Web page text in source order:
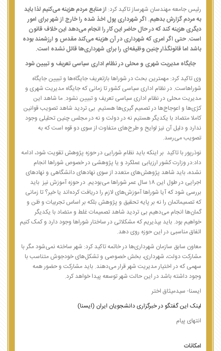
رئیس جامعه مهندسان شهرساز تاکید کرد: از منابع مردم هزینه می‌کنیم لذا باید
به مردم گزارش بدهیم. اگر شهرداری پول اخذ شده را خارج از شهر برای امور
دیگری هزینه کند که در حال حاضر این کار را انجام می‌دهد این خلاف قانون
است. حتی اگر امری که شهرداری در آن هزینه می‌کند مقدس و ارزشمند بوده
باشد اما قانونگذار چنین وظیفه‌ای را برای شهرداری‌ها قائل نشده است.
جایگاه مدیریت شهری و محلی در نظام اداری سیاسی تعریف و تبیین شود
وی تاکید کرد: مهمترین بحث در شوراها بازتعریف جایگاه‌ها و تبیین جایگاه
شوراهاست. در نظام اداری سیاسی کشور تا زمانی که جایگاه مدیریت شهری و
مدیریت محلی در نظام اداری سیاسی تعریف و تبیین نشود. ما شاهد این
کژی‌ها و اعوجاج‌ها در تصمیم گیری‌ها هستیم. بی تردید شاهد تصویب قوانین
کاملا متضاد با یکدیگر هستیم نه در دولت و نه در مجلس چنین تحلیلی وجود
ندارد و دلیل آن نیز لوایح و طرح‌های متفاوت از سوی دو قوه است که به
تصویب می‌رسد.
نوذرپور با تاکید بر اینکه باید نظام شورایی در حوزه پژوهش تقویت شود، ادامه
داد:‌در وزارت کشور ارزیابی عملکرد و یا پژوهشی در خصوص شوراها انجام
نشده، باید شاهد پژوهش‌های متعدد از سوی نهادهای دانشگاهی و نهادهای
اجرایی در طول این 18 سال عمر شوراها می‌بودیم. در حوزه آموزش نیز باید
بررسی شود که آیا شوراها آموزش‌های لازم را دریافت کرده‌اند یا خیر؟ تا زمانی
که تصمیماتمان را نه بر پایه تحقیق و پژوهش بلکه بر اساس تجربیات و ظن و
گمان‌ها انجام می‌دهیم بی تردید شاهد تصمیمات غلط و متضاد با یکدیگر
خواهیم بود. باید بپذیریم که مشکلاتی در ساختار شوراها وجود دارد و کمک کنیم
اتفاق مناسبی در این حوزه روی دهد.
معاون سابق سازمان شهرداری‌ها در خاتمه تاکید کرد: شهر ساخته نمی‌شود مگر با
مشارکت دولت، شهرداری، بخش خصوصی و تشکل‌های خودجوش متناسب با
سهمی که در اختیار مدیریت شهر قرار می‌دهند. باید مشارکت و حضور همه
وجود داشته باشد در این حالت شهر توسعه پیدا خواهد کرد.
ایسنا- سیدمیثاق اختر
لینک این گفتگو در خبرگزاری دانشجویان ایران (ایسنا)
انتهای پیام
امکانات